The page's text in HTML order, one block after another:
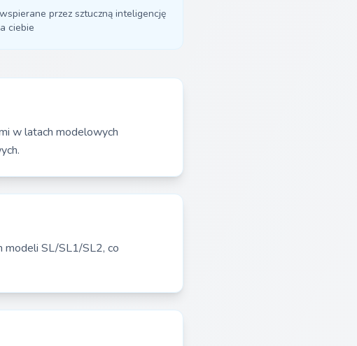
przez sztuczną inteligencję
ciebie
w latach modelowych
modeli SL/SL1/SL2, co